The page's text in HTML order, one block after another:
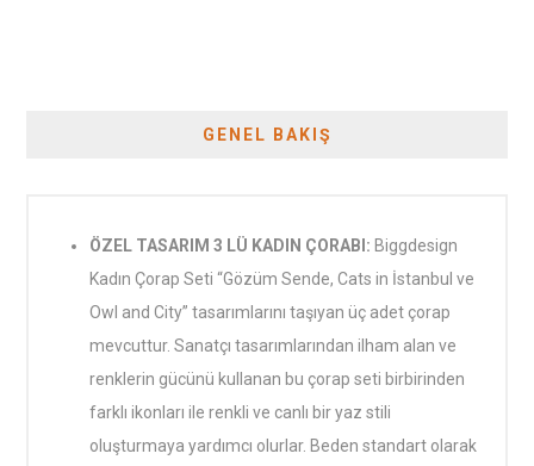
GENEL BAKIŞ
ÖZEL TASARIM 3 LÜ KADIN ÇORABI: Biggdesign
Kadın Çorap Seti “Gözüm Sende, Cats in İstanbul ve
Owl and City” tasarımlarını taşıyan üç adet çorap
mevcuttur. Sanatçı tasarımlarından ilham alan ve
renklerin gücünü kullanan bu çorap seti birbirinden
farklı ikonları ile renkli ve canlı bir yaz stili
oluşturmaya yardımcı olurlar. Beden standart olarak